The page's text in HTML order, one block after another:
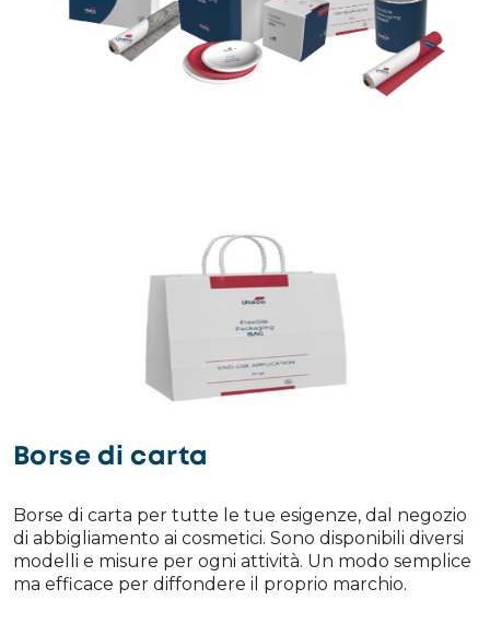
Borse di carta
Borse di carta per tutte le tue esigenze, dal negozio
di abbigliamento ai cosmetici. Sono disponibili diversi
modelli e misure per ogni attività. Un modo semplice
ma efficace per diffondere il proprio marchio.